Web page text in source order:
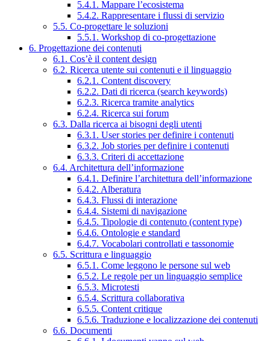
5.4.1. Mappare l’ecosistema
5.4.2. Rappresentare i flussi di servizio
5.5. Co-progettare le soluzioni
5.5.1. Workshop di co-progettazione
6. Progettazione dei contenuti
6.1. Cos’è il content design
6.2. Ricerca utente sui contenuti e il linguaggio
6.2.1. Content discovery
6.2.2. Dati di ricerca (search keywords)
6.2.3. Ricerca tramite analytics
6.2.4. Ricerca sui forum
6.3. Dalla ricerca ai bisogni degli utenti
6.3.1. User stories per definire i contenuti
6.3.2. Job stories per definire i contenuti
6.3.3. Criteri di accettazione
6.4. Architettura dell’informazione
6.4.1. Definire l’architettura dell’informazione
6.4.2. Alberatura
6.4.3. Flussi di interazione
6.4.4. Sistemi di navigazione
6.4.5. Tipologie di contenuto (content type)
6.4.6. Ontologie e standard
6.4.7. Vocabolari controllati e tassonomie
6.5. Scrittura e linguaggio
6.5.1. Come leggono le persone sul web
6.5.2. Le regole per un linguaggio semplice
6.5.3. Microtesti
6.5.4. Scrittura collaborativa
6.5.5. Content critique
6.5.6. Traduzione e localizzazione dei contenuti
6.6. Documenti